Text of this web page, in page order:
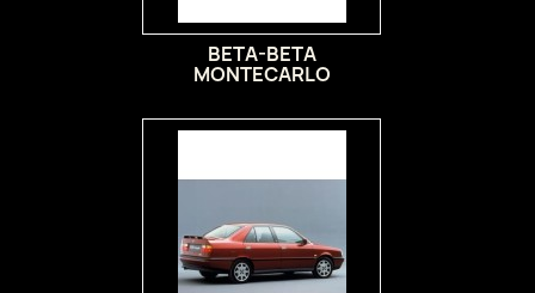
BETA-BETA
MONTECARLO